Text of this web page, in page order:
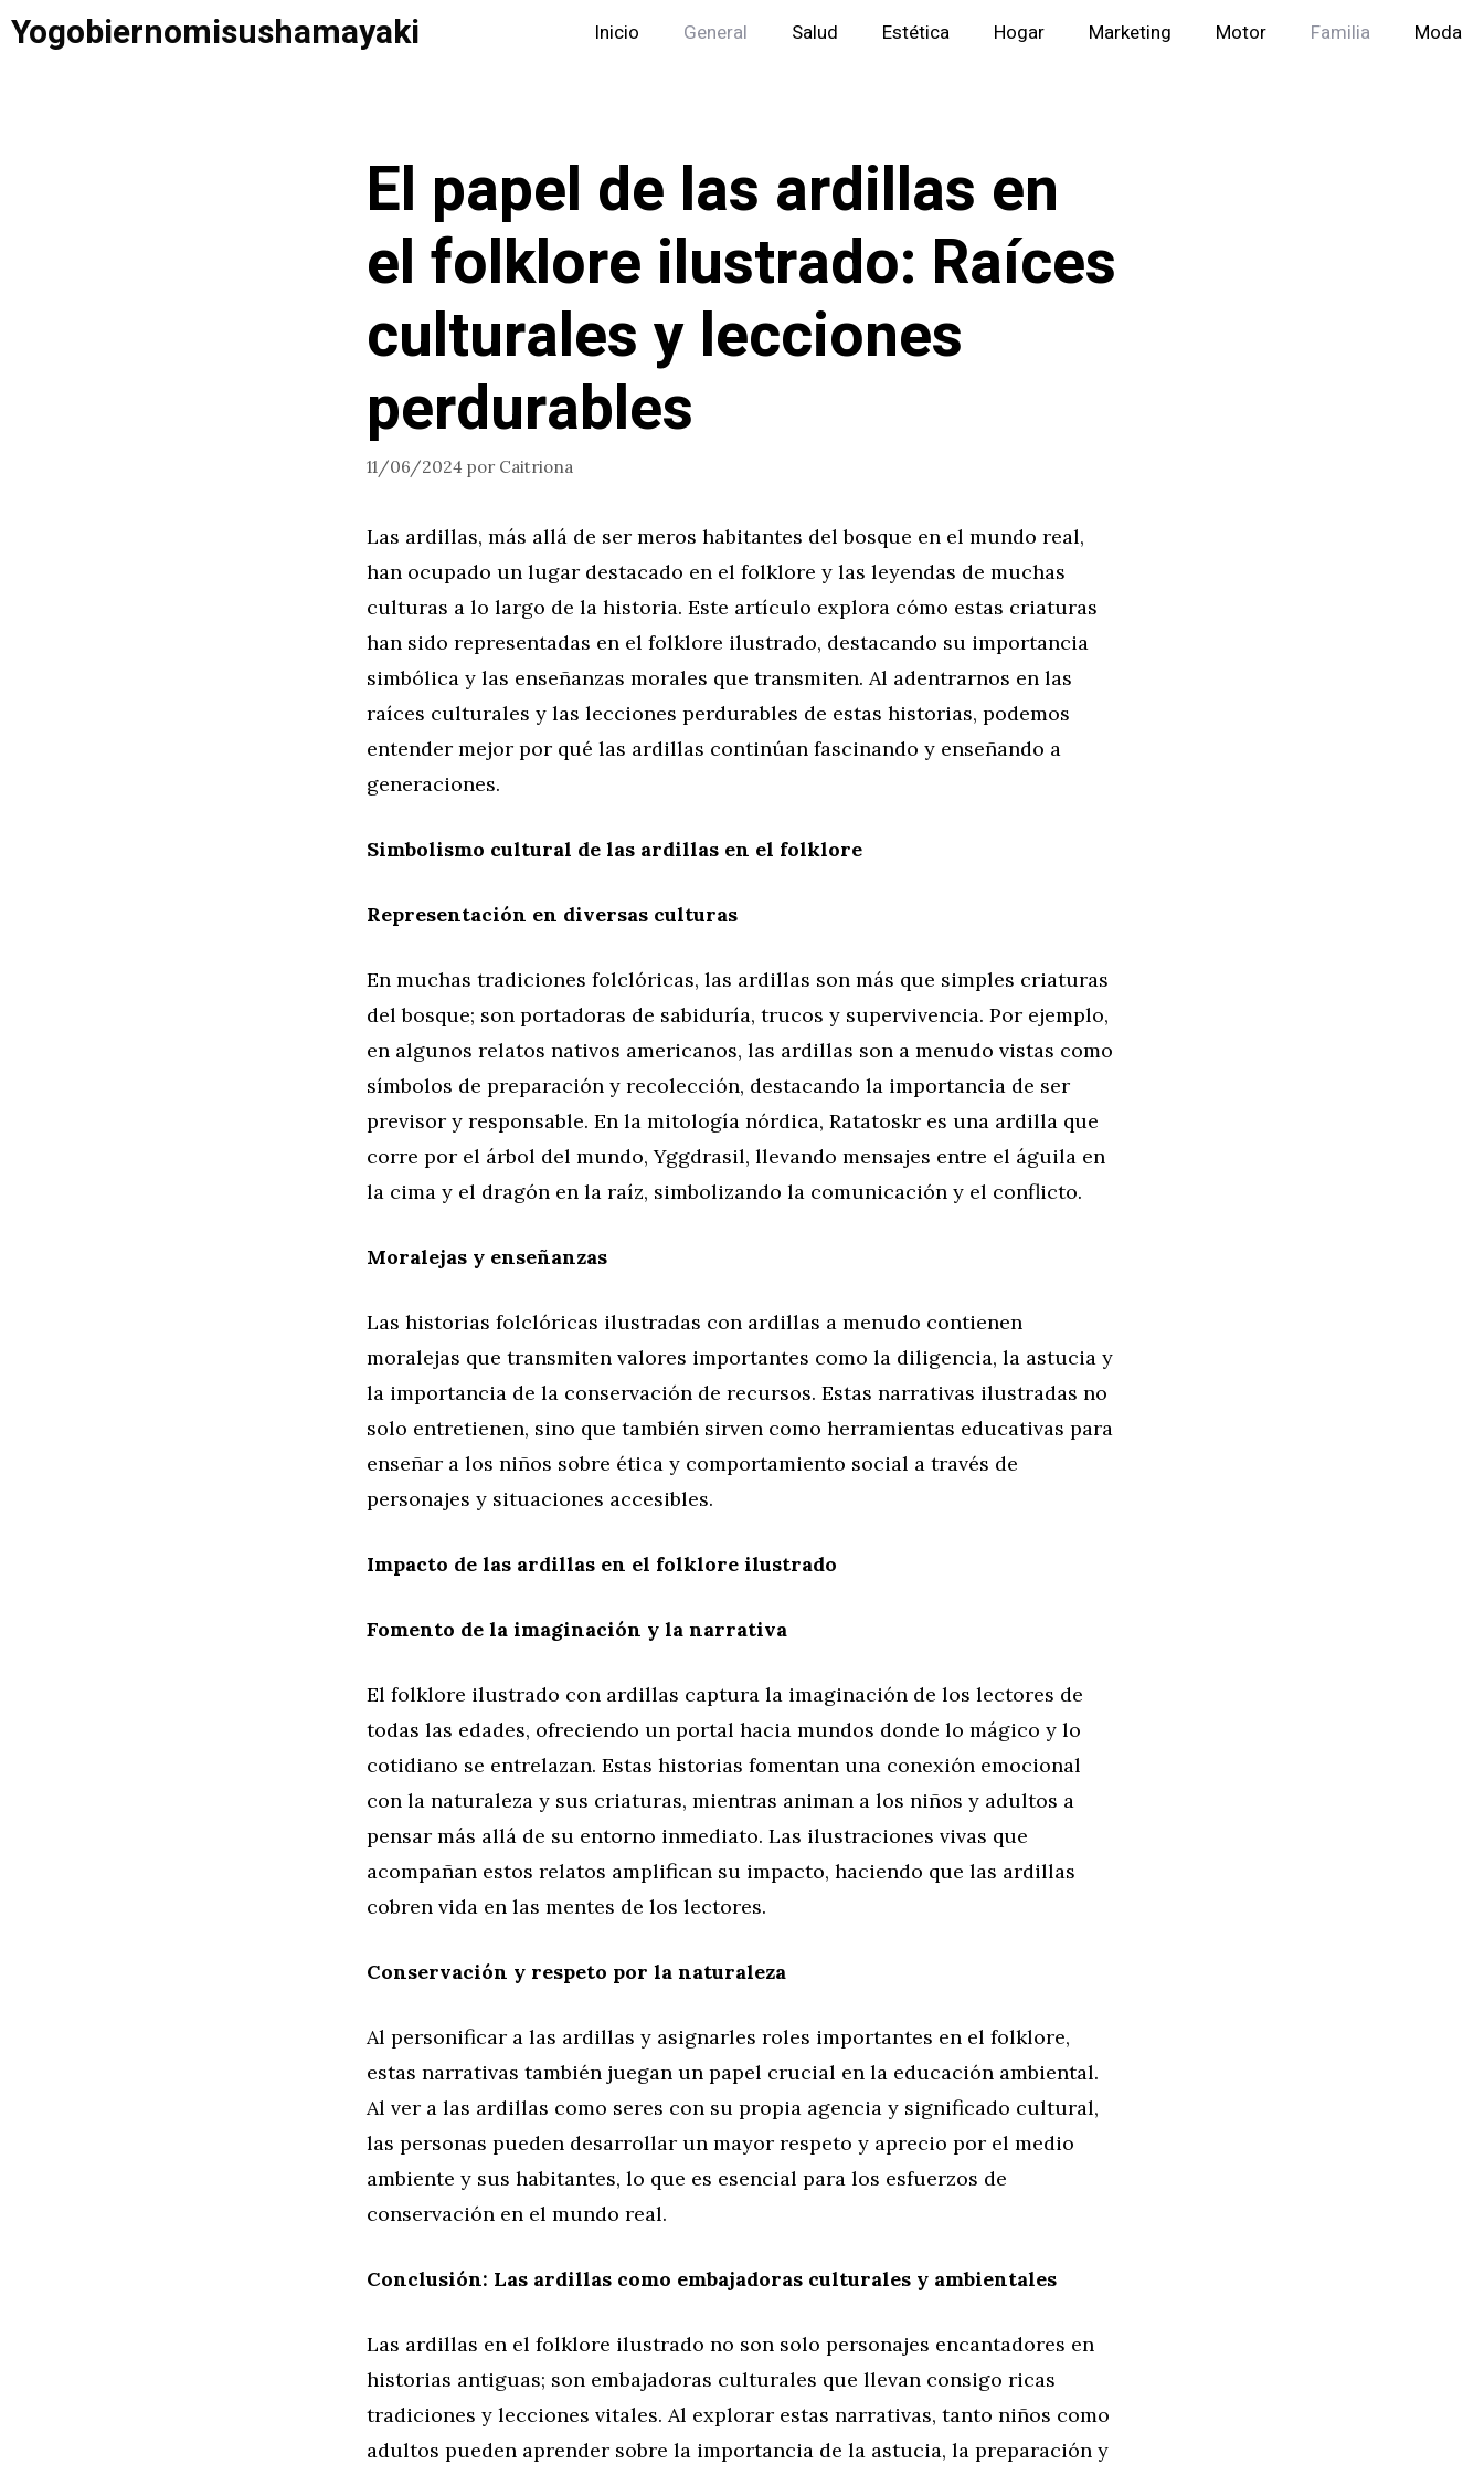
Saltar
Yogobiernomisushamayaki Inicio General Salud Estética Hogar Marketing Motor Familia Moda
El papel de las ardillas en
el folklore ilustrado: Raíces
culturales y lecciones
perdurables
11/06/2024 por Caitriona
Las ardillas, más allá de ser meros habitantes del bosque en el mundo real,
han ocupado un lugar destacado en el folklore y las leyendas de muchas
culturas a lo largo de la historia. Este artículo explora cómo estas criaturas
han sido representadas en el folklore ilustrado, destacando su importancia
simbólica y las enseñanzas morales que transmiten. Al adentrarnos en las
raíces culturales y las lecciones perdurables de estas historias, podemos
entender mejor por qué las ardillas continúan fascinando y enseñando a
generaciones.
Simbolismo cultural de las ardillas en el folklore
Representación en diversas culturas
En muchas tradiciones folclóricas, las ardillas son más que simples criaturas
del bosque; son portadoras de sabiduría, trucos y supervivencia. Por ejemplo,
en algunos relatos nativos americanos, las ardillas son a menudo vistas como
símbolos de preparación y recolección, destacando la importancia de ser
previsor y responsable. En la mitología nórdica, Ratatoskr es una ardilla que
corre por el árbol del mundo, Yggdrasil, llevando mensajes entre el águila en
la cima y el dragón en la raíz, simbolizando la comunicación y el conflicto.
Moralejas y enseñanzas
Las historias folclóricas ilustradas con ardillas a menudo contienen
moralejas que transmiten valores importantes como la diligencia, la astucia y
la importancia de la conservación de recursos. Estas narrativas ilustradas no
solo entretienen, sino que también sirven como herramientas educativas para
enseñar a los niños sobre ética y comportamiento social a través de
personajes y situaciones accesibles.
Impacto de las ardillas en el folklore ilustrado
Fomento de la imaginación y la narrativa
El folklore ilustrado con ardillas captura la imaginación de los lectores de
todas las edades, ofreciendo un portal hacia mundos donde lo mágico y lo
cotidiano se entrelazan. Estas historias fomentan una conexión emocional
con la naturaleza y sus criaturas, mientras animan a los niños y adultos a
pensar más allá de su entorno inmediato. Las ilustraciones vivas que
acompañan estos relatos amplifican su impacto, haciendo que las ardillas
cobren vida en las mentes de los lectores.
Conservación y respeto por la naturaleza
Al personificar a las ardillas y asignarles roles importantes en el folklore,
estas narrativas también juegan un papel crucial en la educación ambiental.
Al ver a las ardillas como seres con su propia agencia y significado cultural,
las personas pueden desarrollar un mayor respeto y aprecio por el medio
ambiente y sus habitantes, lo que es esencial para los esfuerzos de
conservación en el mundo real.
Conclusión: Las ardillas como embajadoras culturales y ambientales
Las ardillas en el folklore ilustrado no son solo personajes encantadores en
historias antiguas; son embajadoras culturales que llevan consigo ricas
tradiciones y lecciones vitales. Al explorar estas narrativas, tanto niños como
adultos pueden aprender sobre la importancia de la astucia, la preparación y